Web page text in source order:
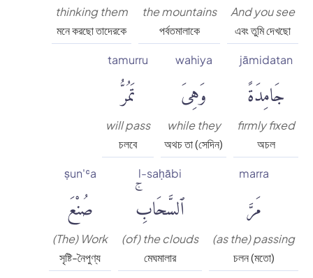
And you see
এবং তুমি দেখছো
the mountains
পর্বতমালাকে
thinking them
মনে করছো তাদেরকে
jāmidatan
جَامِدَةً
firmly fixed
অচল
wahiya
وَهِىَ
while they
অথচ তা (সেদিন)
tamurru
تَمُرُّ
will pass
চলবে
marra
مَرَّ
(as the) passing
চলন (মতো)
l-saḥābi
ٱلسَّحَابِۚ
(of) the clouds
মেঘমালার
ṣun'ʿa
صُنْعَ
(The) Work
সৃষ্টি-নৈপুণ্য